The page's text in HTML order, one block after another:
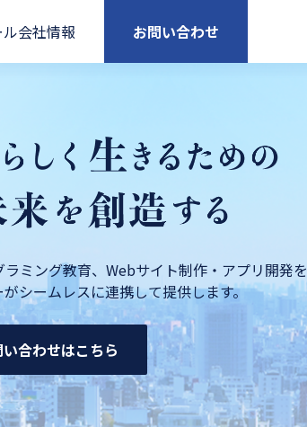
会社情報 お問い合わせ
ミング教育、Webサイト制作・アプリ開発を
シームレスに連携して提供します。
合わせはこちら